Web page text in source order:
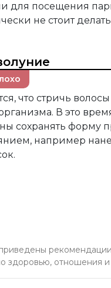
для посещения
не стоит
что стричь
В это
сохранять форму
например
здоровью, отношения